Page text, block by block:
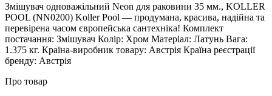
Змішувач одноважільний Neon для раковини 35 мм., KOLLER
POOL (NN0200) Koller Pool — продумана, красива, надійна та
перевірена часом європейська сантехніка! Комплект
постачання: Змішувач Колір: Хром Матеріал: Латунь Вага:
1.375 кг. Країна-виробник товару: Австрія Країна реєстрації
бренду: Австрія
Про товар